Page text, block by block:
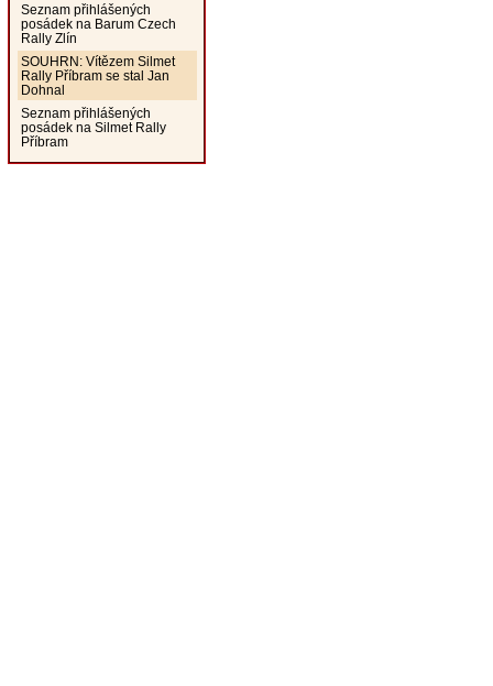
Seznam přihlášených
posádek na Barum Czech
Rally Zlín
SOUHRN: Vítězem Silmet
Rally Příbram se stal Jan
Dohnal
Seznam přihlášených
posádek na Silmet Rally
Příbram